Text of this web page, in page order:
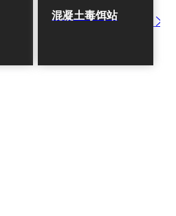
混凝土毒饵站